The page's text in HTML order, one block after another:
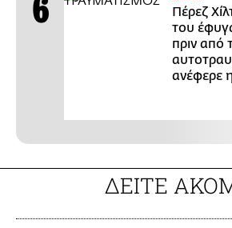
Πέρεζ
του
πριν από
ανέφερε
ΔΕΙΤΕ